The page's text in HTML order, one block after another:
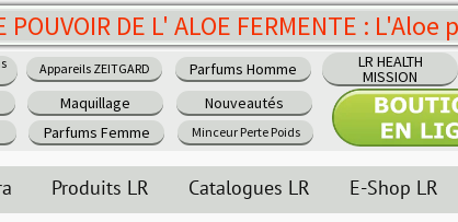
Catalogues LR E-Shop LR Recrutement -
Parfums Homme
Nouveautés
Minceur Perte Poids
LR HEALTH
MISSION
ALOE FERMENTE : L'Aloe passe au
BODY MISSION -
PERTE DE POIDS